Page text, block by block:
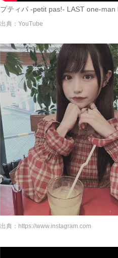
プティパ -petit pas!- LAST one-
出典：YouTube
出典： https://www.instagram.com